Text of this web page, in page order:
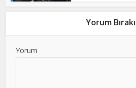
Yorum
Yorum